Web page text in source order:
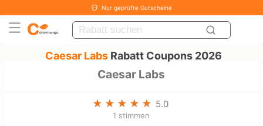
Nur geprüfte Gutscheine
Caesar LabsRabatt Coupons 2026
Caesar Labs
5.0
1 stimmen